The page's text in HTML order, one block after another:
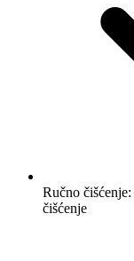
Ručno
čišćenje